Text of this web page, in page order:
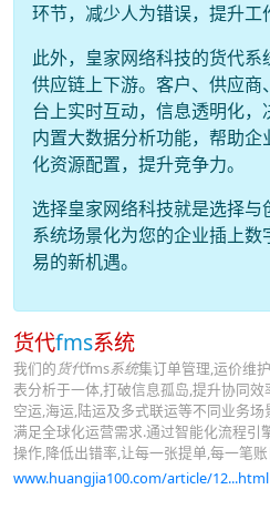
环节，减少人为错误，提升工
此外，皇家网络科技的货代
供应链上下游。客户、供应
台上实时互动，信息透明化
内置大数据分析功能，帮助
化资源配置，提升竞争力。
选择皇家网络科技就是选择
系统场景化为您的企业插上
易的新机遇。
货代fms系统
我们的 货代fms系统集订单管理,运价维
表分析于一体,打破信息孤岛,提升协同
空运,海运,陆运及多式联运等不同业务
满足全球化运营需求.通过智能化流程引
操作,降低出错率,让每一张提单,每一笔
www.huangjia100.com/article/12...html